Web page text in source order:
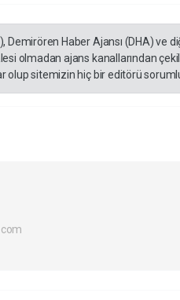
Demirören Haber Ajansı (DHA) ve
olmadan ajans kanallarından
olup sitemizin hiç bir editörü